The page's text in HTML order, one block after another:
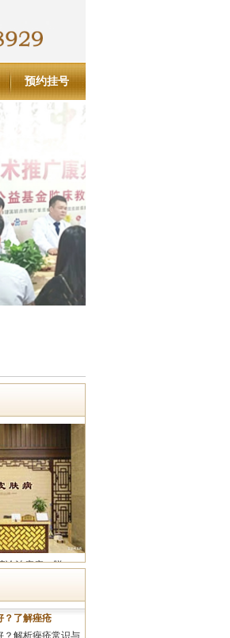
预约挂号
诊治痤疮、脱
皮炎、斑秃、
、皮肤瘙痒、
方面...详细>>
？了解痤疮